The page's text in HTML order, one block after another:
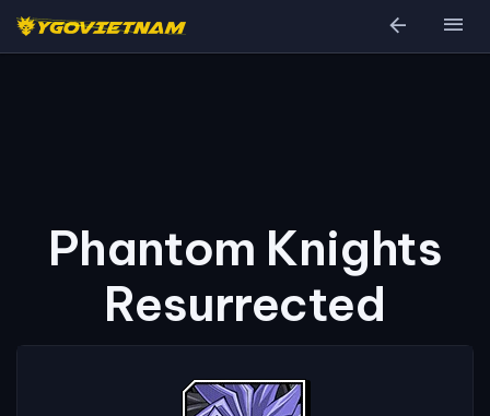
arrow_back menu
Phantom Knights
Resurrected